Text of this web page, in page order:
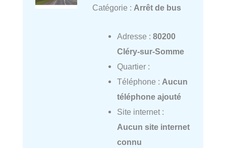
Catégorie : Arrêt de bus
Adresse : 80200
Cléry-sur-Somme
Quartier :
Téléphone : Aucun
téléphone ajouté
Site internet :
Aucun site internet
connu